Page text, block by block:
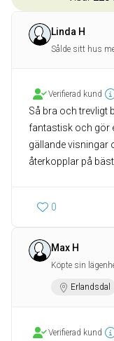
Linda H
Sålde sitt hus
Verifierad kund
Så bra och trevligt
fantastisk och gör
gällande visningar
återkopplar på
0
Max H
Köpte sin
Erlandsdal
Verifierad kund